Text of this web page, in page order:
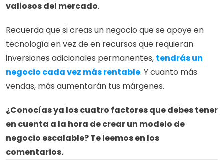
valiosos del mercado.
Recuerda que si creas un negocio que se apoye en
tecnología en vez de en recursos que requieran
inversiones adicionales permanentes, tendrás un
negocio cada vez más rentable. Y cuanto más
vendas, más aumentarán tus márgenes.
¿Conocías ya los cuatro factores que debes tener
en cuenta a la hora de crear un modelo de
negocio escalable? Te leemos en los
comentarios.